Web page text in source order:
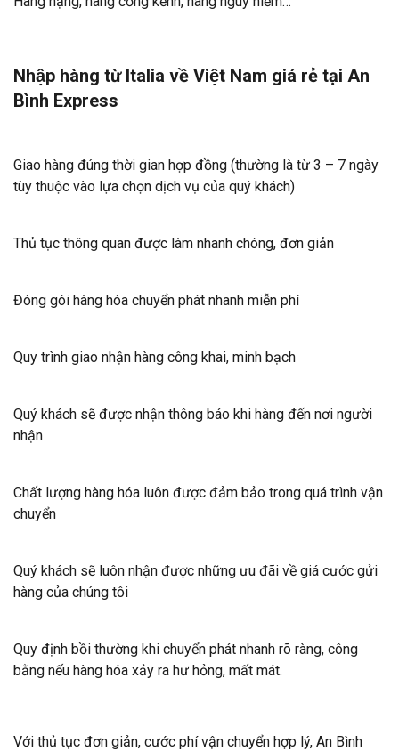
Nhập hàng từ Italia về Việt Nam giá rẻ tại An
Bình Express
Giao hàng đúng thời gian hợp đồng (thường là từ 3 – 7 ngày
tùy thuộc vào lựa chọn dịch vụ của quý khách)
Thủ tục thông quan được làm nhanh chóng, đơn giản
Đóng gói hàng hóa chuyển phát nhanh miễn phí
Quy trình giao nhận hàng công khai, minh bạch
Quý khách sẽ được nhận thông báo khi hàng đến nơi người
nhận
Chất lượng hàng hóa luôn được đảm bảo trong quá trình vận
chuyển
Quý khách sẽ luôn nhận được những ưu đãi về giá cước gửi
hàng của chúng tôi
Quy định bồi thường khi chuyển phát nhanh rõ ràng, công
bằng nếu hàng hóa xảy ra hư hỏng, mất mát.
Với thủ tục đơn giản, cước phí vận chuyển hợp lý, An Bình